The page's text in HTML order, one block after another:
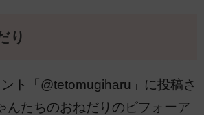
り
ト「@tetomugiharu」に投稿さ
んたちのおねだりのビフォーア